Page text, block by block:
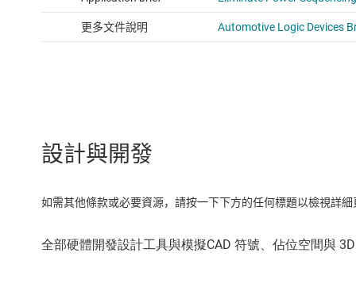
設計與開發
如需其他條款或必要資源，請按一下下方的任何標題以檢視詳